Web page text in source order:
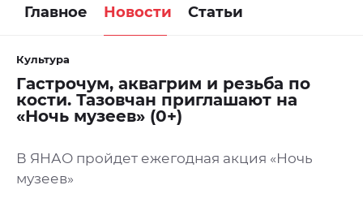
Главное Новости Статьи
Культура
Гастрочум, аквагрим и резьба по
кости. Тазовчан приглашают на
«Ночь музеев» (0+)
В ЯНАО пройдет ежегодная акция «Ночь
музеев»